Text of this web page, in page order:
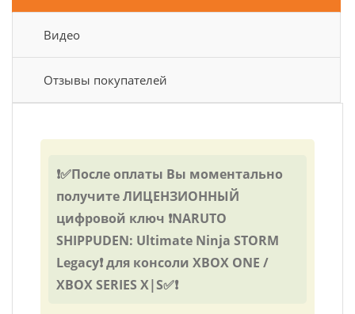
Видео
Отзывы покупателей
❗✅После оплаты Вы моментально
получите ЛИЦЕНЗИОННЫЙ
цифровой ключ ❗NARUTO
SHIPPUDEN: Ultimate Ninja STORM
Legacy❗ для консоли XBOX ONE /
XBOX SERIES X|S✅❗